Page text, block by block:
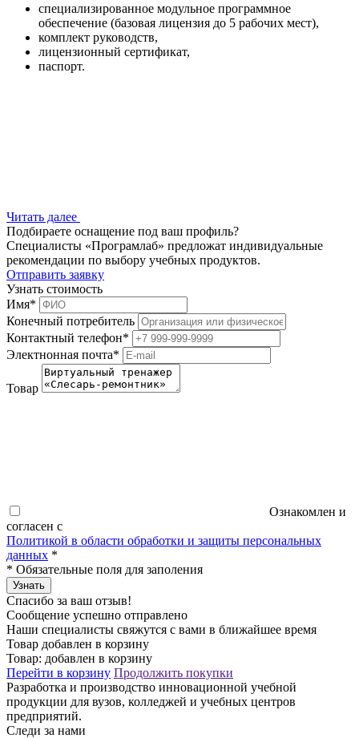
специализированное модульное программное
обеспечение (базовая лицензия до 5 рабочих мест),
комплект руководств,
лицензионный сертификат,
паспорт.
Читать далее
Подбираете оснащение под ваш профиль?
Специалисты «Програмлаб» предложат индивидуальные
рекомендации по выбору учебных продуктов.
Отправить заявку
Узнать стоимость
Имя*
Конечный потребитель
Контактный телефон*
Электнонная почта*
Товар
Ознакомлен и
согласен с
Политикой в области обработки и защиты персональных
данных *
* Обязательные поля для заполения
Узнать
Спасибо за ваш отзыв!
Сообщение успешно отправлено
Наши специалисты свяжутся с вами в ближайшее время
Товар добавлен в корзину
Товар: добавлен в корзину
Перейти в корзину Продолжить покупки
Разработка и производство инновационной учебной
продукции для вузов, колледжей и учебных центров
предприятий.
Следи за нами